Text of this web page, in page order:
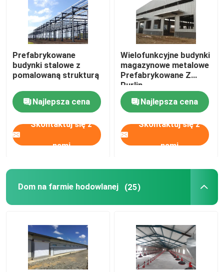
Prefabrykowane
budynki stalowe z
pomalowaną strukturą
Najlepsza cena
Skontaktuj się z
nami
Wielofunkcyjne budynki
magazynowe metalowe
Prefabrykowane Z
Purlin
Najlepsza cena
Skontaktuj się z
nami
Dom na farmie hodowlanej (25)